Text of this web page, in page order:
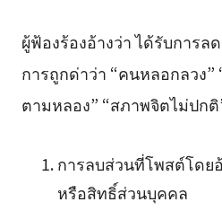
ผู้ฟ้องร้องอ้างว่า ได้รับการ
การถูกด่าว่า “คนหลอกลวง”
ตามหลอง” “สภาพจิตไม่ปก
การลบส่วนที่โพสต์โดย
หรือสิทธิ์ส่วนบุคคล